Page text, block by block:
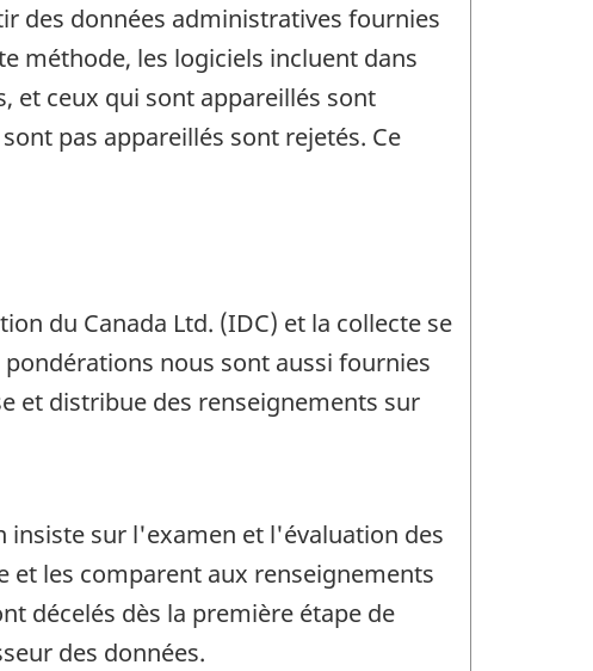
des données administratives fournies
méthode, les logiciels incluent dans
et ceux qui sont appareillés sont
pas appareillés sont rejetés. Ce
du Canada Ltd. (IDC) et la collecte se
nous sont aussi fournies
et distribue des renseignements sur
insiste sur l'examen et l'évaluation des
et les comparent aux renseignements
décelés dès la première étape de
des données.